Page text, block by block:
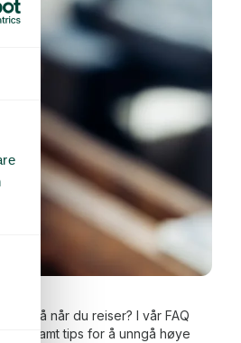
på når du reiser? I vår FAQ
EU, samt tips for å unngå høye